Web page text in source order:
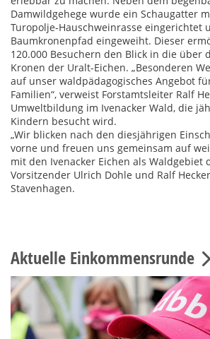
Damwildgehege wurde ein Schaugatter
Turopolje-Hauschweinrasse eingerichtet
Baumkronenpfad eingeweiht. Dieser
120.000 Besuchern den Blick in die über
Kronen der Uralt-Eichen. „Besonderen
auf unser waldpädagogisches Angebot
Familien“, verweist Forstamtsleiter Ralf
Umweltbildung im Ivenacker Wald, die
Kindern besucht wird.
„Wir blicken nach den diesjährigen
vorne und freuen uns gemeinsam auf
mit den Ivenacker Eichen als Waldgebiet
Vorsitzender Ulrich Dohle und Ralf
Stavenhagen.
Aktuelle Einkommensrunde